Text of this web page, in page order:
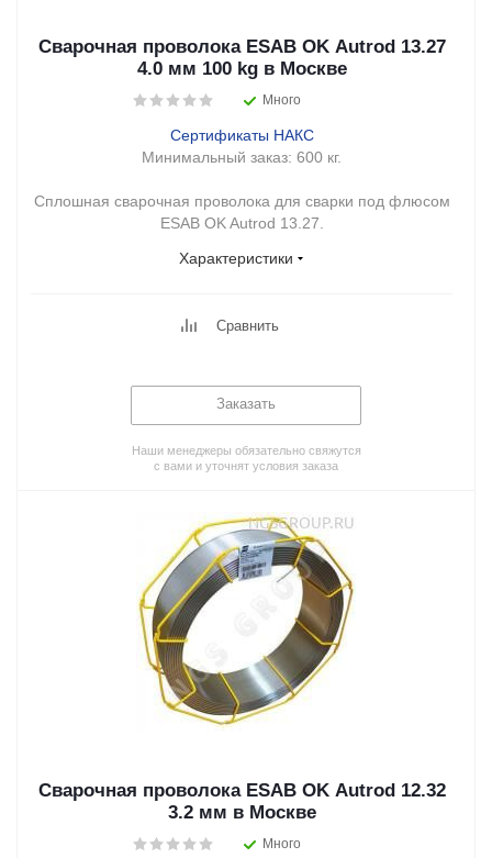
Сварочная проволока ESAB OK Autrod 13.27
4.0 мм 100 kg в Москве
Много
Сертификаты НАКС
Минимальный заказ: 600 кг.
Сплошная сварочная проволока для сварки под флюсом
ESAB OK Autrod 13.27.
Характеристики
Сравнить
Заказать
Наши менеджеры обязательно свяжутся
с вами и уточнят условия заказа
Сварочная проволока ESAB OK Autrod 12.32
3.2 мм в Москве
Много